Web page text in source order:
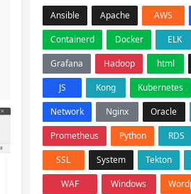
Ansible Apache AWS
Containerd
Docker ELK
Grafana
Hadoop html
JS
Kong Kubernetes
Network
Nginx Oracle
Prometheus
Python RDS
SSL
System Tekton
WAF
Windows